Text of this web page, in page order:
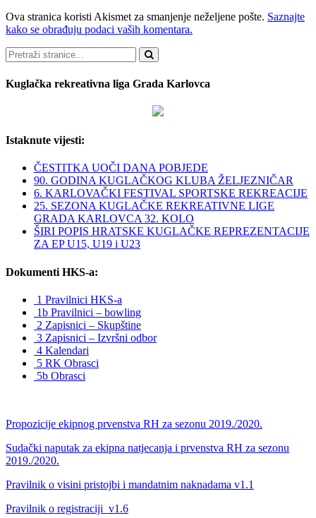
Ova stranica koristi Akismet za smanjenje neželjene pošte. Saznajte
kako se obrađuju podaci vaših komentara.
Pretraži
Kuglačka rekreativna liga Grada Karlovca
Istaknute vijesti:
ČESTITKA UOČI DANA POBJEDE
90. GODINA KUGLAČKOG KLUBA ŽELJEZNIČAR
6. KARLOVAČKI FESTIVAL SPORTSKE REKREACIJE
25. SEZONA KUGLAČKE REKREATIVNE LIGE
GRADA KARLOVCA 32. KOLO
ŠIRI POPIS HRATSKE KUGLAČKE REPREZENTACIJE
ZA EP U15, U19 i U23
Dokumenti HKS-a:
1 Pravilnici HKS-a
1b Pravilnici – bowling
2 Zapisnici – Skupštine
3 Zapisnici – Izvršni odbor
4 Kalendari
5 RK Obrasci
5b Obrasci
Propozicije ekipnog prvenstva RH za sezonu 2019./2020.
Sudački naputak za ekipna natjecanja i prvenstva RH za sezonu
2019./2020.
Pravilnik o visini pristojbi i mandatnim naknadama v1.1
Pravilnik o registraciji_v1.6